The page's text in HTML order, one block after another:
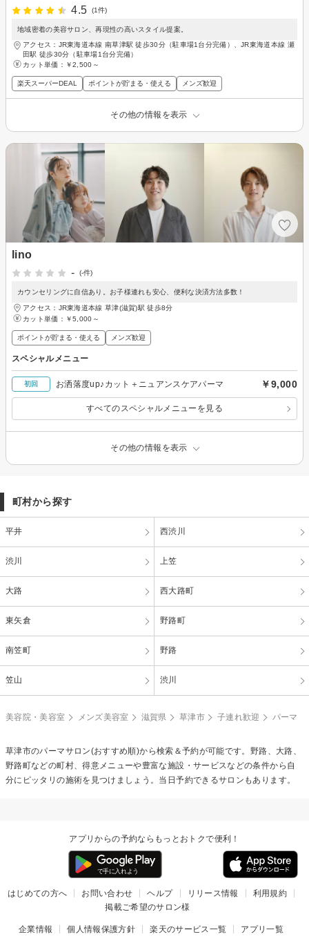
4.5
(1件)
地域密着の美容サロン、再現性の高いスタイル提案。
アクセス：JR東海道本線 南草津駅 徒歩30分（駐車場1台分完備）、JR東海道本線 瀬
田駅 徒歩30分（駐車場1台分完備）
カット単価： ￥2,500～
楽天スーパーDEAL ポイントが貯まる・使える メンズ歓迎
その他の情報を表示
lino
-
(-件)
カウンセリングに自信あり。お子様連れも安心、便利な決済方法多数！
アクセス：JR東海道本線 草津(滋賀)駅 徒歩8分
カット単価： ￥5,000～
ポイントが貯まる・使える メンズ歓迎
スペシャルメニュー
初回 お洒落度up♪カット＋ニュアンスケアパーマ ￥9,000
すべてのスペシャルメニューを見る
その他の情報を表示
町村から探す
平井 西渋川
渋川 上笠
大路 西大路町
東矢倉 野路町
南笠町 野路
笠山 渋川
美容院・美容室 メンズ美容室 滋賀県 草津市 子連れ歓迎 パーマ
草津市のパーマサロン(おすすめ順)から検索＆予約が可能です。野路、大路、
野路町などの町村、得意メニューや豊富な施設・サービスなどの条件から自
分にピッタリの施術を見つけましょう。当日予約できるサロンもあります。
アプリからの予約ならもっとおトクで便利！
はじめての方へ お問い合わせ ヘルプ リリース情報
利用規約
掲載ご希望のサロン様
企業情報 個人情報保護方針 楽天のサービス一覧 アプリ一覧